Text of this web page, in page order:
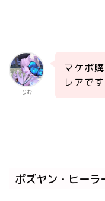
りお
マケボ
レアで
ボズヤン・ヒー